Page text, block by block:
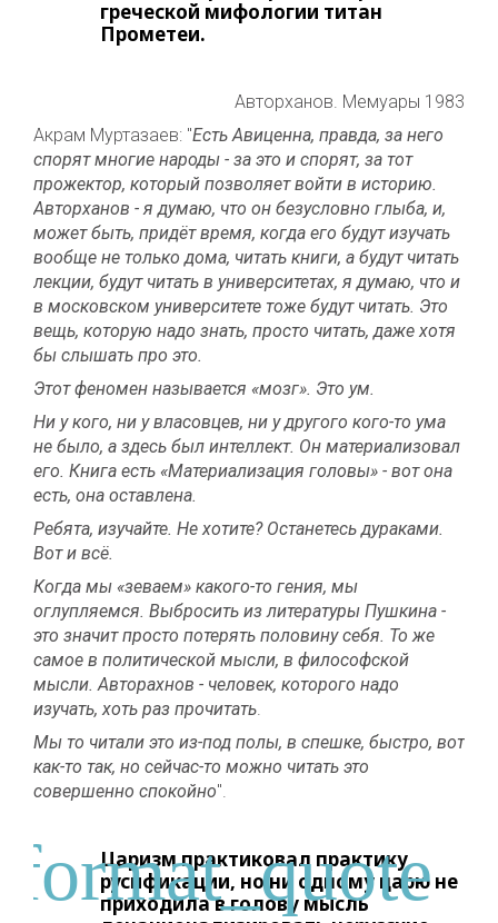
греческой мифологии титан
Прометеи.
Авторханов. Мемуары 1983
Акрам Муртазаев: "Есть Авиценна, правда, за него
спорят многие народы - за это и спорят, за тот
прожектор, который позволяет войти в историю.
Авторханов - я думаю, что он безусловно глыба, и,
может быть, придёт время, когда его будут изучать
вообще не только дома, читать книги, а будут читать
лекции, будут читать в университетах, я думаю, что и
в московском университете тоже будут читать. Это
вещь, которую надо знать, просто читать, даже хотя
бы слышать про это.
Этот феномен называется «мозг». Это ум.
Ни у кого, ни у власовцев, ни у другого кого-то ума
не было, а здесь был интеллект. Он материализовал
его. Книга есть «Материализация головы» - вот она
есть, она оставлена.
Ребята, изучайте. Не хотите? Останетесь дураками.
Вот и всё.
Когда мы «зеваем» какого-то гения, мы
оглупляемся. Выбросить из литературы Пушкина -
это значит просто потерять половину себя. То же
самое в политической мысли, в философской
мысли. Авторахнов - человек, которого надо
изучать, хоть раз прочитать
Мы то читали это из-под полы, в спешке, быстро, вот
как-то так, но сейчас-то можно читать это
совершенно спокойно".
Царизм практиковал практику
русификации, но ни одному царю не
приходила в голову мысль